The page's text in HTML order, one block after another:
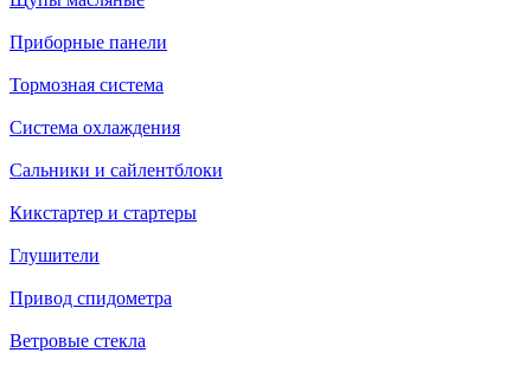
Приборные панели
Тормозная система
Система охлаждения
Сальники и сайлентблоки
Кикстартер и стартеры
Глушители
Привод спидометра
Ветровые стекла